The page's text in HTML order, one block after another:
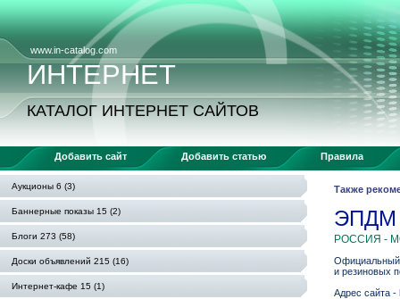
www.in-catalog.com
ИНТЕРНЕТ
КАТАЛОГ ИНТЕРНЕТ САЙТОВ
Добавить сайт Добавить статью Правила
Аукционы 6 (3)
Баннерные показы 15 (2)
Блоги 273 (58)
Доски объявлений 215 (16)
Интернет-кафе 15 (1)
Также
ЭПДМ
РОССИЯ -
Официальный
и резиновых
Адрес сайта -